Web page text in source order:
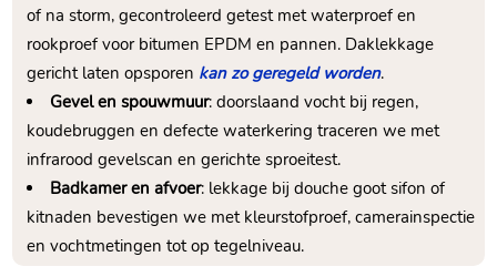
of na storm, gecontroleerd getest met waterproef en
rookproef voor bitumen EPDM en pannen.​ Daklekkage
gericht laten opsporen kan zo geregeld worden.​
Gevel en spouwmuur: doorslaand vocht bij regen,
koudebruggen en defecte waterkering traceren we met
infrarood gevelscan en gerichte sproeitest.​
Badkamer en afvoer: lekkage bij douche goot sifon of
kitnaden bevestigen we met kleurstofproef, camerainspectie
en vochtmetingen tot op tegelniveau.​